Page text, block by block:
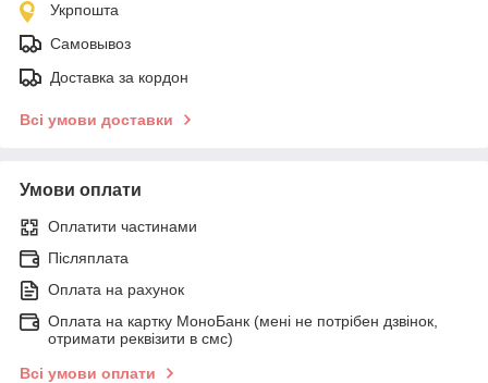
Укрпошта
Самовывоз
Доставка за кордон
Всі умови доставки
Умови оплати
Оплатити частинами
Післяплата
Оплата на рахунок
Оплата на картку МоноБанк (мені не потрібен дзвінок,
отримати реквізити в смс)
Всі умови оплати